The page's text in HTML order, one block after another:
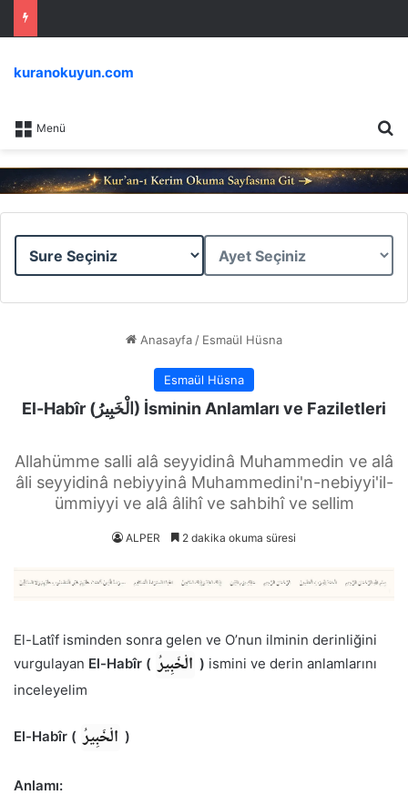
Menü
kuranokuyun.com
Sure
Ayet
Anasayfa / Esmaül Hüsna
Esmaül Hüsna
El-Habîr (الْخَبِيرُ) İsminin Anlamları ve Faziletleri
Allahümme salli alâ seyyidinâ Muhammedin ve alâ
âli seyyidinâ nebiyyinâ Muhammedini'n-nebiyyi'il-
ümmiyyi ve alâ âlihî ve sahbihî ve sellim
ALPER 2 dakika okuma süresi
El-Latîf isminden sonra gelen ve O’nun ilminin derinliğini
vurgulayan El-Habîr ( الْخَبِيرُ ) ismini ve derin anlamlarını
inceleyelim
El-Habîr ( الْخَبِيرُ )
Anlamı: